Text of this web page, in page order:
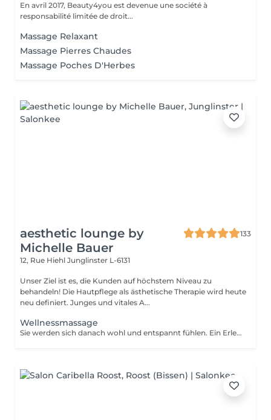
En avril 2017, Beauty4you est devenue une société à
responsabilité limitée de droit...
Massage Relaxant
Massage Pierres Chaudes
Massage Poches D'Herbes
aesthetic lounge by
Michelle Bauer
133
12, Rue Hiehl Junglinster L-6131
Unser Ziel ist es, die Kunden auf höchstem Niveau zu
behandeln! Die Hautpflege als ästhetische Therapie wird heute
neu definiert. Junges und vitales A...
Wellnessmassage
Sie werden sich danach wohl und entspannt fühlen. Ein Erlebnis, das alle Sinne anspricht!